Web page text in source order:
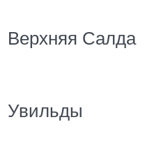
Верхняя Салда
Увильды